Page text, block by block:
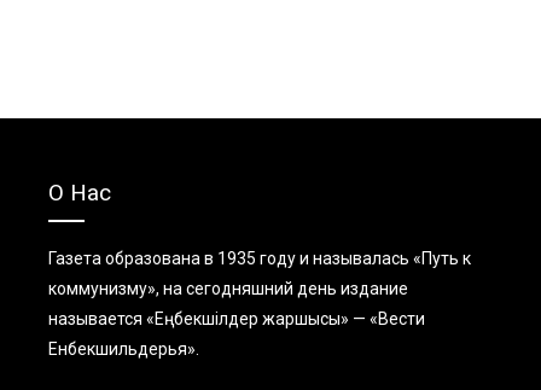
О Нас
Газета образована в 1935 году и называлась «Путь к
коммунизму», на сегодняшний день издание
называется «Еңбекшiлдер жаршысы» — «Вести
Енбекшильдерья».